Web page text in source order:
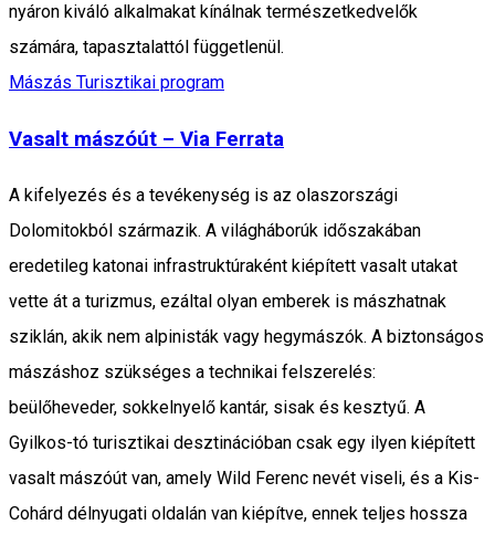
nyáron kiváló alkalmakat kínálnak természetkedvelők
számára, tapasztalattól függetlenül.
Mászás Turisztikai program
Vasalt mászóút – Via Ferrata
A kifelyezés és a tevékenység is az olaszországi
Dolomitokból származik. A világháborúk időszakában
eredetileg katonai infrastruktúraként kiépített vasalt utakat
vette át a turizmus, ezáltal olyan emberek is mászhatnak
sziklán, akik nem alpinisták vagy hegymászók. A biztonságos
mászáshoz szükséges a technikai felszerelés:
beülőheveder, sokkelnyelő kantár, sisak és kesztyű. A
Gyilkos-tó turisztikai desztinációban csak egy ilyen kiépített
vasalt mászóút van, amely Wild Ferenc nevét viseli, és a Kis-
Cohárd délnyugati oldalán van kiépítve, ennek teljes hossza